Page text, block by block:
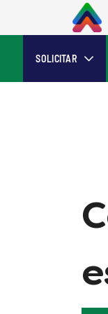
SOLICITAR